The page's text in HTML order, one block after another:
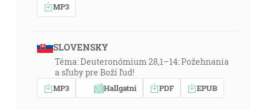
MP3
SLOVENSKY
Téma: Deuteronómium 28,1–14: Požehnania
a sľuby pre Boží ľud!
MP3 Hallgatni PDF EPUB